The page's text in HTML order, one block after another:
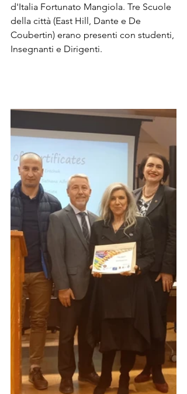
d'Italia Fortunato Mangiola. Tre Scuole
della città (East Hill, Dante e De
Coubertin) erano presenti con studenti,
Insegnanti e Dirigenti.